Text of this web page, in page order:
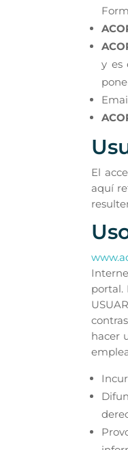
y es
El
aquí
portal.
hacer